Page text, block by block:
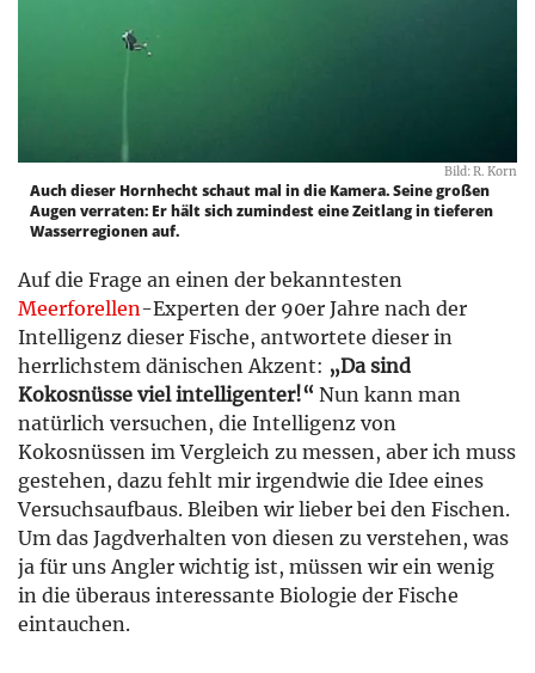
Bild: R. Korn
Auch dieser Hornhecht schaut mal in die Kamera. Seine großen
Augen verraten: Er hält sich zumindest eine Zeitlang in tieferen
Wasserregionen auf.
Auf die Frage an einen der bekanntesten
Meerforellen-Experten der 90er Jahre nach der
Intelligenz dieser Fische, antwortete dieser in
herrlichstem dänischen Akzent: „Da sind
Kokosnüsse viel intelligenter!“ Nun kann man
natürlich versuchen, die Intelligenz von
Kokosnüssen im Vergleich zu messen, aber ich muss
gestehen, dazu fehlt mir irgendwie die Idee eines
Versuchsaufbaus. Bleiben wir lieber bei den Fischen.
Um das Jagdverhalten von diesen zu verstehen, was
ja für uns Angler wichtig ist, müssen wir ein wenig
in die überaus interessante Biologie der Fische
eintauchen.